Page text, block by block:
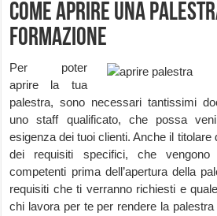
Come aprire una
formazione
Per poter
aprire la tua
palestra, sono necessari tantissimi
uno staff qualificato, che possa
esigenza dei tuoi clienti. Anche il
dei requisiti specifici, che vengono
competenti prima dell’apertura della
requisiti che ti verranno richiesti e
chi lavora per te per rendere la